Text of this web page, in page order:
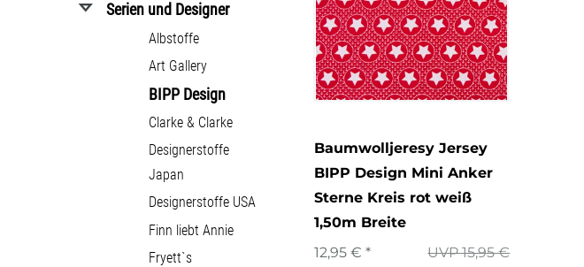
Serien und Designer
Albstoffe
Art Gallery
BIPP Design
Clarke & Clarke
Designerstoffe
Japan
Designerstoffe USA
Finn liebt Annie
Fryett`s
Baumwolljeresy Jersey
BIPP Design Mini Anker
Sterne Kreis rot weiß
1,50m Breite
UVP 15,95 €
12,95 € *